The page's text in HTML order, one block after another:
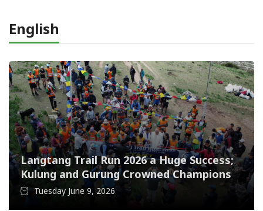
English
Langtang Trail Run 2026 a Huge Success;
Kulung and Gurung Crowned Champions
Tuesday June 9, 2026